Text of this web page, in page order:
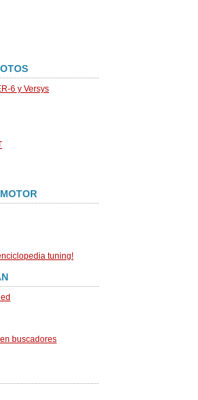
6 y Versys
tuning!
buscadores